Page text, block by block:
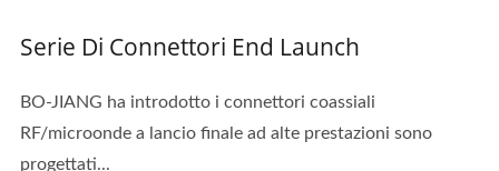
Serie Di Connettori End Launch
BO-JIANG ha introdotto i connettori coassiali
RF/microonde a lancio finale ad alte prestazioni sono
progettati...